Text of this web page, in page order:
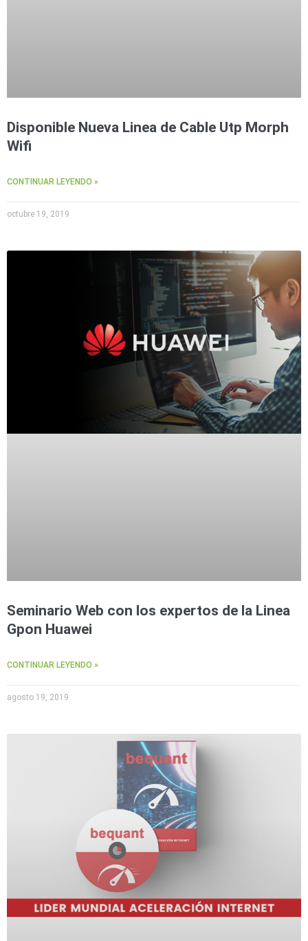
Disponible Nueva Linea de Cable Utp Morph
Wifi
CONTINUAR LEYENDO »
octubre 19, 2019
Seminario Web con los expertos de la Linea
Gpon Huawei
CONTINUAR LEYENDO »
agosto 19, 2019